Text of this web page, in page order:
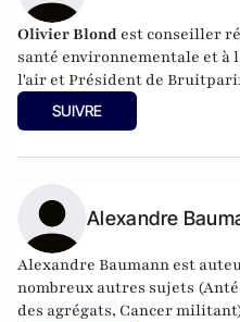
Olivier Blond est conseiller
santé environnementale et
l'air et Président de
SUIVRE
Alexandre
Alexandre Baumann est
nombreux autres sujets
des agrégats, Cancer